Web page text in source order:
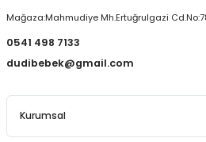
Mağaza:Mahmudiye Mh.Ertuğrulgazi Cd.No:78
0541 498 7133
dudibebek@gmail.com
Kurumsal